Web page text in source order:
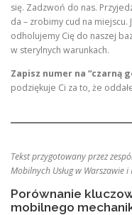
się. Zadzwoń do nas.
da – zrobimy cud na
odholujemy Cię do naszej
w sterylnych warunkach.
Zapisz numer na “czarną
podziękuje Ci za to, że
Tekst przygotowany przez
Mobilnych Usług w Warszawie
Porównanie
mobilnego